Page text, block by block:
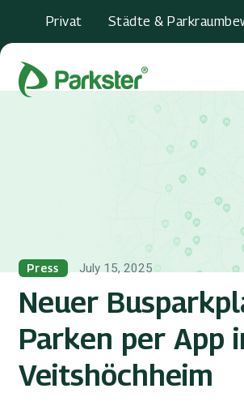
Privat Städte &
Press July 15, 2025
Neuer
Parken per App
Veitshöchheim